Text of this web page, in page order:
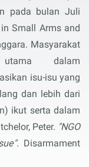
pada bulan Juli
Small Arms and
Masyarakat
dalam
isu-isu yang
dan lebih dari
ikut serta dalam
Peter. "NGO
Disarmament